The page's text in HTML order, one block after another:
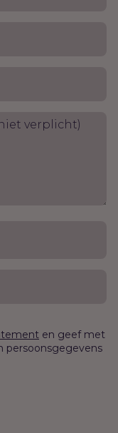
en geef met
persoonsgegevens